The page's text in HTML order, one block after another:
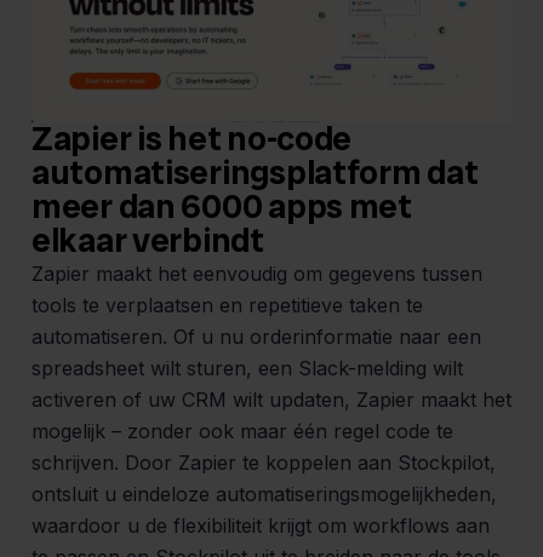
Zapier is het no-code
automatiseringsplatform dat
meer dan 6000 apps met
elkaar verbindt
Zapier maakt het eenvoudig om gegevens tussen
tools te verplaatsen en repetitieve taken te
automatiseren. Of u nu orderinformatie naar een
spreadsheet wilt sturen, een Slack-melding wilt
activeren of uw CRM wilt updaten, Zapier maakt het
mogelijk – zonder ook maar één regel code te
schrijven. Door Zapier te koppelen aan Stockpilot,
ontsluit u eindeloze automatiseringsmogelijkheden,
waardoor u de flexibiliteit krijgt om workflows aan